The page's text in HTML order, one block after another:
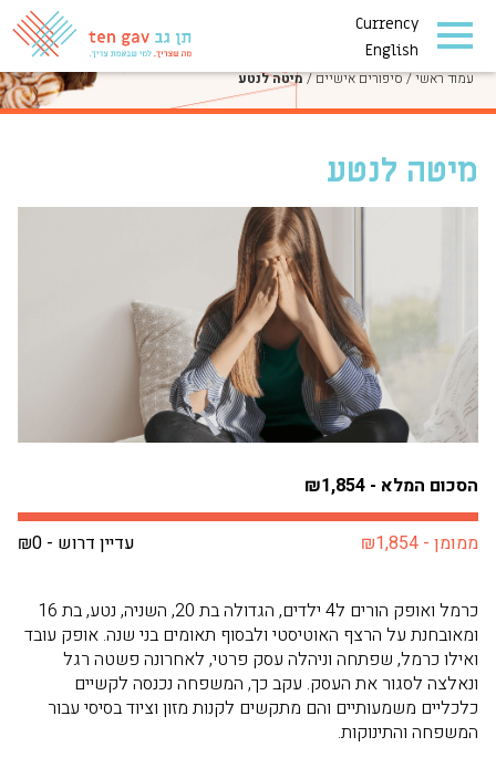
Currency
English
סיפורים אישיים
עמוד ראשי/סיפורים אישיים/מיטה לנטע
מיטה לנטע
הסכום המלא - ₪1,854
עדיין דרוש - ₪0 ממומן - ₪1,854
כרמל ואופק הורים ל4 ילדים, הגדולה בת 20, השניה, נטע, בת 16
ומאובחנת על הרצף האוטיסטי ולבסוף תאומים בני שנה. אופק עובד
ואילו כרמל, שפתחה וניהלה עסק פרטי, לאחרונה פשטה רגל
ונאלצה לסגור את העסק. עקב כך, המשפחה נכנסה לקשיים
כלכליים משמעותיים והם מתקשים לקנות מזון וציוד בסיסי עבור
המשפחה והתינוקות.